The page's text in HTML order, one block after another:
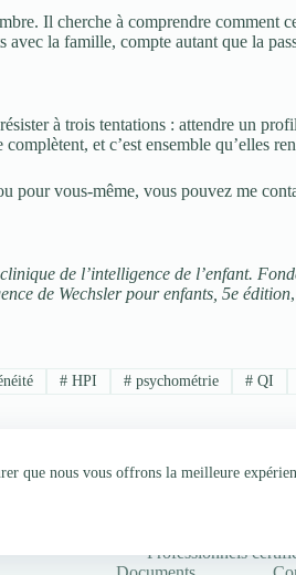
que nous vous offrons la meilleure
Il cherche à comprendre comment
avec la famille, compte autant que la
à trois tentations : attendre un
et c’est ensemble qu’elles
pour vous-même, vous pouvez me
de l’intelligence de l’enfant.
de Wechsler pour enfants, 5e édition
# HPI # psychométrie #QI
Conditions
Professionnels